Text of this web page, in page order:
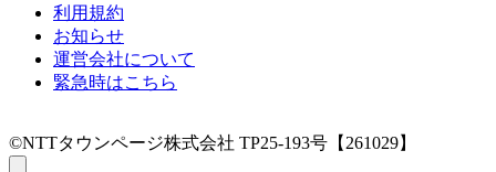
利用規約
お知らせ
運営会社について
緊急時はこちら
©NTTタウンページ株式会社 TP25-193号【261029】